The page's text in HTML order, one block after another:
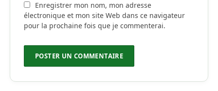
Enregistrer mon nom, mon adresse
électronique et mon site Web dans ce navigateur
pour la prochaine fois que je commenterai.